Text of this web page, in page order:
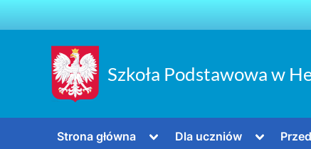
to
Szkoła Podstawowa w
Strona główna
ToggleDla uczniów
Toggle